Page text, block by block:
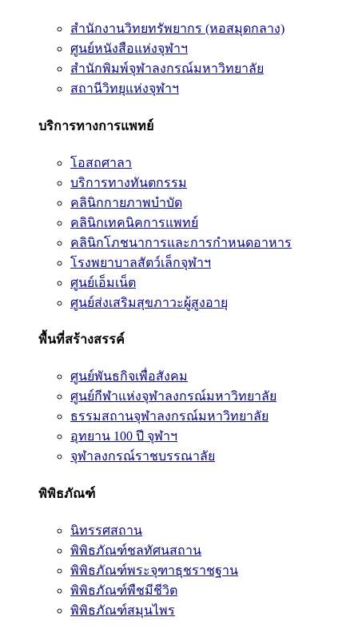
สำนักงานวิทยทรัพยากร (หอสมุดกลาง)
ศูนย์หนังสือแห่งจุฬาฯ
สำนักพิมพ์จุฬาลงกรณ์มหาวิทยาลัย
สถานีวิทยุแห่งจุฬาฯ
บริการทางการแพทย์
โอสถศาลา
บริการทางทันตกรรม
คลินิกกายภาพบำบัด
คลินิกเทคนิคการแพทย์
คลินิกโภชนาการและการกำหนดอาหาร
โรงพยาบาลสัตว์เล็กจุฬาฯ
ศูนย์เอ็มเน็ต
ศูนย์ส่งเสริมสุขภาวะผู้สูงอายุ
พื้นที่สร้างสรรค์
ศูนย์พันธกิจเพื่อสังคม
ศูนย์กีฬาแห่งจุฬาลงกรณ์มหาวิทยาลัย
ธรรมสถานจุฬาลงกรณ์มหาวิทยาลัย
อุทยาน 100 ปี จุฬาฯ
จุฬาลงกรณ์ราชบรรณาลัย
พิพิธภัณฑ์
นิทรรศสถาน
พิพิธภัณฑ์ชลทัศนสถาน
พิพิธภัณฑ์พระจุฑาธุชราชฐาน
พิพิธภัณฑ์พืชมีชีวิต
พิพิธภัณฑ์สมุนไพร